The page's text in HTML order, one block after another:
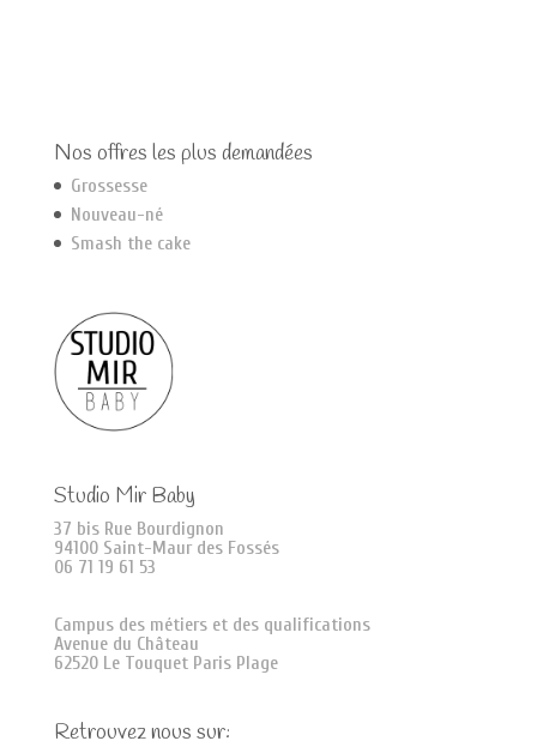
Nos offres les plus demandées
Grossesse
Nouveau-né
Smash the cake
Studio Mir Baby
37 bis Rue Bourdignon
94100 Saint-Maur des Fossés
06 71 19 61 53
Campus des métiers et des qualifications
Avenue du Château
62520 Le Touquet Paris Plage
Retrouvez nous sur: